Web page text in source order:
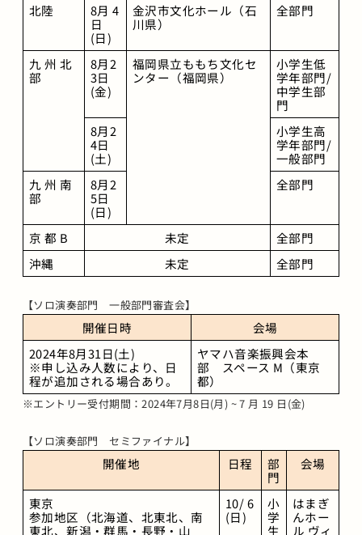
北陸
8月 4
日
(日)
金沢市文化ホール（石
川県）
全部門
九 州 北
部
8月2
3日
(金)
福岡県立ももち文化セ
ンター（福岡県）
小学生低
学年部門/
中学生部
門
8月2
4日
(土)
小学生高
学年部門/
一般部門
九 州 南
部
8月2
5日
(日)
全部門
京 都 B 未定
全部門
沖縄
未定 全部門
【ソロ演奏部門 一般部門審査会】
開催日時
会場
2024年8月31日(土)
※申し込み人数により、日
程が追加される場合あり。
ヤマハ音楽振興会本
部　スペース M（東京
都）
※エントリー受付期間：2024年7月8日(月) ~ 7 月 19 日(金)
【ソロ演奏部門 セミファイナル】
開催地 日程
部
門
会場
東京
参加地区（北海道、北東北、南
東北、新潟・群馬・長野・山
10/ 6
(日)
小
学
生
はまぎ
んホー
ル ヴィ